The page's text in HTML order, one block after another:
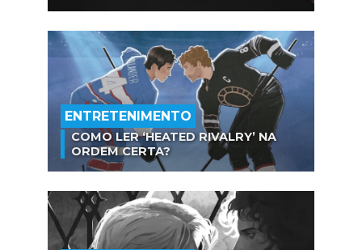
ENTRETENIMENTO
COMO LER ‘HEATED RIVALRY’ NA
ORDEM CERTA?